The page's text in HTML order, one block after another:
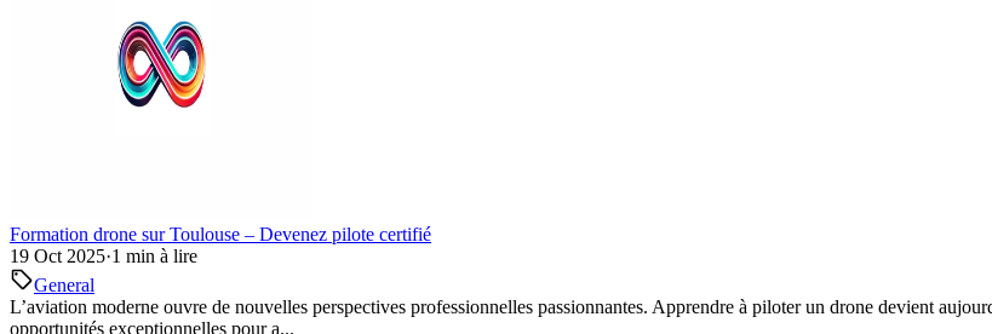
Formation drone sur Toulouse – Devenez pilote certifié
19 Oct 2025·1 min à lire
General
L’aviation moderne ouvre de nouvelles perspectives professionnelles passionnantes. Apprendre à piloter un drone devient
opportunités exceptionnelles pour a...